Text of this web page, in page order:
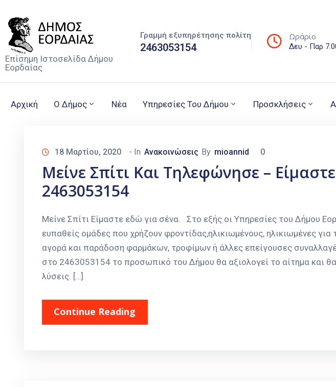
Επίσημη Ιστοσελίδα Δήμου
Εορδαίας
Γραμμή εξυπηρέτησης πολίτη
2463053154
Ωράριο
Δευ - Παρ
Αρχική Ο Δήμος Νέα Υπηρεσίες Του Δήμου Προσκλήσεις
18 Μαρτίου, 2020 - In Ανακοινώσεις By mioannid 0
Μείνε Σπίτι Και Τηλεφώνησε –
2463053154
Μείνε Σπίτι Είμαστε εδώ για σένα. Στο εξής οι Υπηρεσίες του Δήμου
ευπαθείς ομάδες που χρήζουν φροντίδας,ηλικιωμένους, ηλικιωμένες
αγορά και παράδοση φαρμάκων, τροφίμων ή άλλες επείγουσες
στο 2463053154 το προσωπικό του Δήμου θα αξιολογεί το αίτημα και θα
λύσεις. […]
Continue Reading